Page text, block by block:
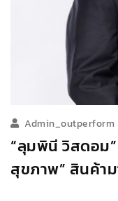
Admin_outperform
“ลุมพินี วิสดอม
สุขภาพ” สินค้า